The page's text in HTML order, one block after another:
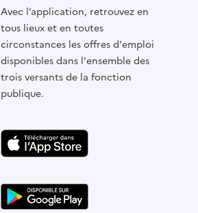
Avec l’application, retrouvez en
tous lieux et en toutes
circonstances les offres d'emploi
disponibles dans l'ensemble des
trois versants de la fonction
publique.